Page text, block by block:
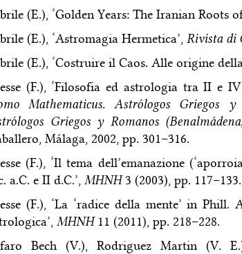
(E.), ‘Golden Years: The Iranian Roots
(E.), ‘Astromagia Hermetica’, Rivista di
(E.), ‘Costruire il Caos. Alle origine
(F.), ‘Filosofia ed astrologia tra II e IV
Mathematicus. Astrólogos Griegos
Griegos y Romanos
Málaga, 2002, pp. 301–316.
(F.), ‘Il tema dell’emanazione
a.C. e II d.C.’, MHNH3 (2003), pp. 117–133.
(F.), ‘La ‘radice della mente’ in Phill.
MHNH11 (2011), pp. 218–228.
Bech (V.), Rodriguez Martin (V.